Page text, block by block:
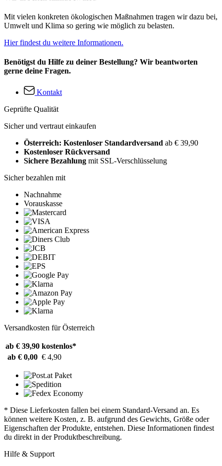
Mit vielen konkreten ökologischen Maßnahmen tragen wir dazu bei,
Umwelt und Klima so gering wie möglich zu belasten.
Hier findest du weitere Informationen.
Benötigst du Hilfe zu deiner Bestellung? Wir beantworten
gerne deine Fragen.
Kontakt
Geprüfte Qualität
Sicher und vertraut einkaufen
Österreich: Kostenloser Standardversand ab € 39,90
Kostenloser Rückversand
Sichere Bezahlung mit SSL-Verschlüsselung
Sicher bezahlen mit
Nachnahme
Vorauskasse
Versandkosten für Österreich
ab € 39,90 kostenlos*
ab € 0,00 € 4,90
* Diese Lieferkosten fallen bei einem Standard-Versand an. Es
können weitere Kosten, z. B. aufgrund des Gewichts, Größe oder
Eigenschaften der Produkte, entstehen. Diese Informationen findest
du direkt in der Produktbeschreibung.
Hilfe & Support